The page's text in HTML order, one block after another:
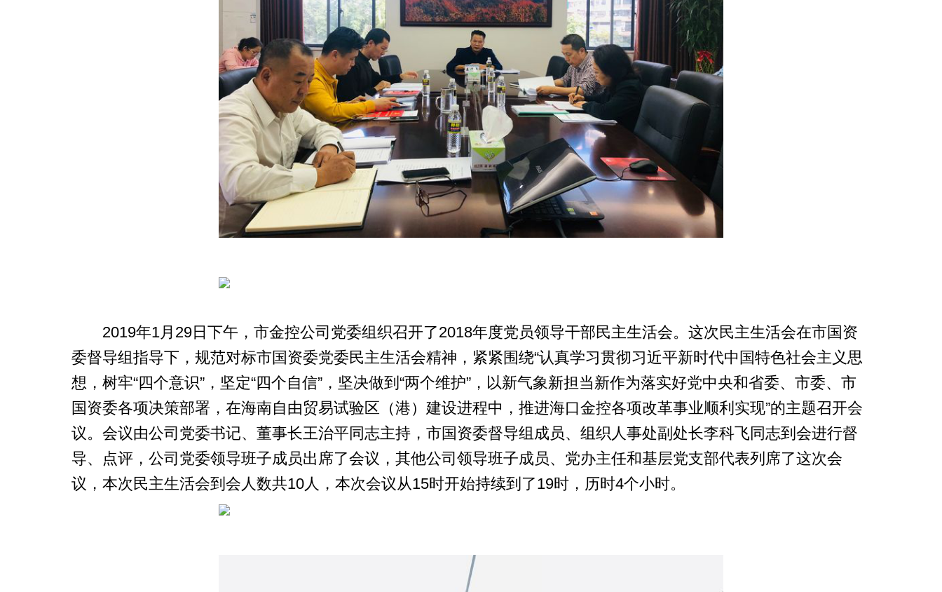
2019年1月29日下午，市金控公司党委组织召开了2018年度党员领导干部民主生活会。这次民主生活会在市国资
委督导组指导下，规范对标市国资委党委民主生活会精神，紧紧围绕“认真学习贯彻习近平新时代中国特色社会主义思
想，树牢“四个意识”，坚定“四个自信”，坚决做到“两个维护”，以新气象新担当新作为落实好党中央和省委、市委、市
国资委各项决策部署，在海南自由贸易试验区（港）建设进程中，推进海口金控各项改革事业顺利实现”的主题召开会
议。会议由公司党委书记、董事长王治平同志主持，市国资委督导组成员、组织人事处副处长李科飞同志到会进行督
导、点评，公司党委领导班子成员出席了会议，其他公司领导班子成员、党办主任和基层党支部代表列席了这次会
议，本次民主生活会到会人数共10人，本次会议从15时开始持续到了19时，历时4个小时。